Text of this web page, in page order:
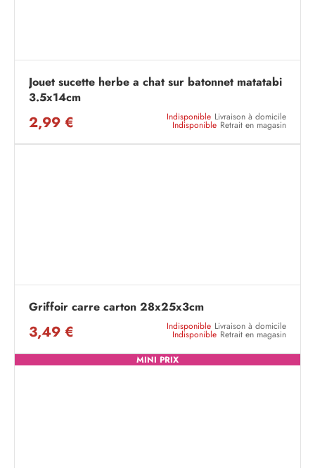
Jouet sucette herbe a chat sur batonnet matatabi
3.5x14cm
2,99 € Indisponible Livraison à domicile
Indisponible Retrait en magasin
Griffoir carre carton 28x25x3cm
3,49 € Indisponible Livraison à domicile
Indisponible Retrait en magasin
MINI PRIX